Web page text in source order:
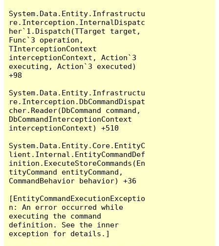
System.Data.Entity.Infrastructu
re.Interception.InternalDispatc
her`1.Dispatch(TTarget target,
Func`3 operation,
TInterceptionContext
interceptionContext, Action`3
executing, Action`3 executed)
+98
System.Data.Entity.Infrastructu
re.Interception.DbCommandDispat
cher.Reader(DbCommand command,
DbCommandInterceptionContext
interceptionContext) +510
System.Data.Entity.Core.EntityC
lient.Internal.EntityCommandDef
inition.ExecuteStoreCommands(En
tityCommand entityCommand,
CommandBehavior behavior) +36
[EntityCommandExecutionExceptio
n: An error occurred while
executing the command
definition. See the inner
exception for details.]